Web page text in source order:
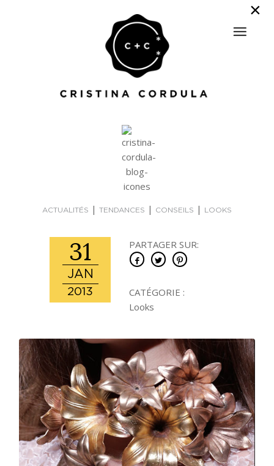
ACTUALITÉS | TENDANCES | CONSEILS | LOOKS
31
JAN
2013
PARTAGER SUR:
CATÉGORIE :
Looks